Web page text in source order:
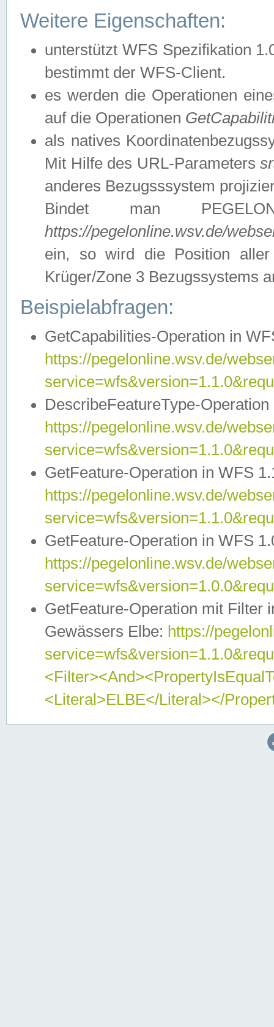
Weitere Eigenschaften:
unterstützt WFS Spezifikation
bestimmt der WFS-Client.
es werden die Operationen
auf die Operationen
als natives
Mit Hilfe des URL-Parameters
anderes Bezugsssystem
Bindet man
https://pegelonline.wsv.de/
ein, so wird die Position
Krüger/Zone 3 Bezugssystems
Beispielabfragen:
GetCapabilities-Operation in
https://pegelonline.wsv.de/
DescribeFeatureType-
https://pegelonline.wsv.de/
GetFeature-Operation in WFS
https://pegelonline.wsv.de/
GetFeature-Operation in WFS
https://pegelonline.wsv.de/
GetFeature-Operation mit Filter
Gewässers Elbe: https://
<Literal>ELBE</Literal></